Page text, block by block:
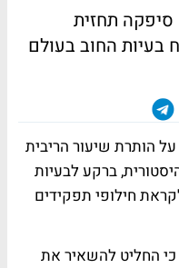
סיפקה תחזית
בעיות החוב בעולם
הותרת שיעור הריבית
ברקע לבעיות
חילופי תפקידים
כי החליט להשאיר את